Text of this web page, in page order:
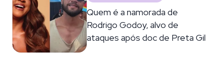
Quem é a namorada de
Rodrigo Godoy, alvo de
ataques após doc de Preta Gil